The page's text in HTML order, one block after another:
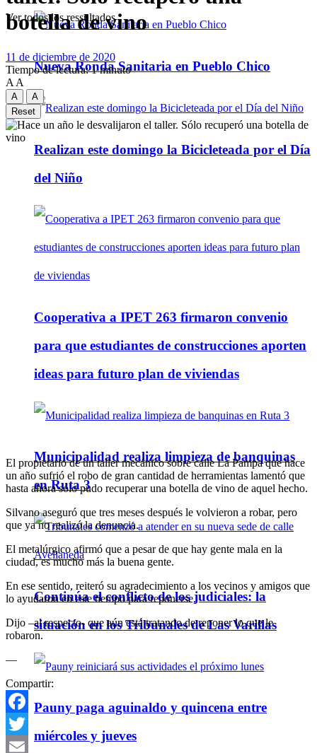
Nueva Ronda Sanitaria en Pueblo Chico
Realizan este domingo la Bicicleteada por el Día
del Niño
Cooperativa a IPET 263 firmaron convenio
para que estudiantes de construcciones aporten
ideas para futuro plan de viviendas
Municipalidad realiza limpieza de banquinas
en Ruta 3
Continúa el conflicto de los judiciales: la
situación en los Tribunales de Las Varillas
Pauny paga aguinaldo y quincena entre
miércoles y jueves
Ver todos los ressultados
botella de vino
11 de diciembre de 2020
Tiempo de lectura: 1 minuto
A A
A
A
Reset
El propietario de un taller mecánico sobre calle La Pampa que hace
un año sufrió el robo de gran cantidad de herramientas lamentó que
hasta ahora sólo pudo recuperar una botella de vino de aquel hecho.
Silvano aseguró que tres meses después le volvieron a robar, pero
que ya no realizó la denuncia.
El metalúrgico afirmó que a pesar de que hay gente mala en la
ciudad, es mucho más la buena gente.
En ese sentido, reiteró su agradecimiento a los vecinos y amigos que
lo ayudaron en este tiempo para reponerse.
Dijo –al respecto- que aún está tratando de reponer lo que le
robaron.
—
Compartir:
Facebook
Twitter